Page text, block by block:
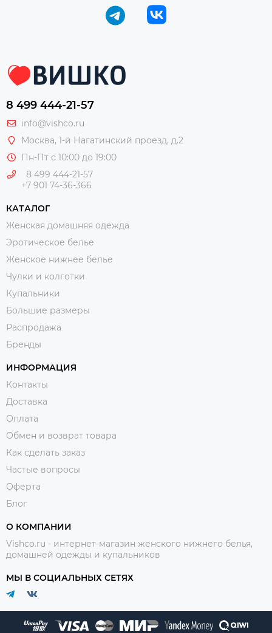
8 499 444-21-57
info@vishco.ru
Москва, 1-й Нагатинский проезд, д.2
Пн-Пт с 10:00 до 19:00
8 499 444-21-57
+7 901 74-36-366
КАТАЛОГ
Женская домашняя одежда
Эротическое белье
Женское нижнее белье
Чулки и колготки
Купальники
Большие размеры
Распродажа
Бренды
ИНФОРМАЦИЯ
Контакты
Доставка
Оплата
Обмен и возврат товара
Как сделать заказ
Частые вопросы
Оферта
Блог
О КОМПАНИИ
Vishco.ru - интернет-магазин женского нижнего белья,
домашней одежды и купальников
МЫ В СОЦИАЛЬНЫХ СЕТЯХ